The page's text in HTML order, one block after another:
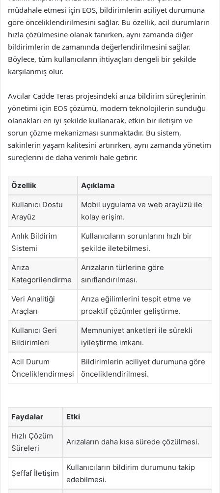
müdahale etmesi için EOS, bildirimlerin aciliyet durumuna
göre önceliklendirilmesini sağlar. Bu özellik, acil durumların
hızla çözülmesine olanak tanırken, aynı zamanda diğer
bildirimlerin de zamanında değerlendirilmesini sağlar.
Böylece, tüm kullanıcıların ihtiyaçları dengeli bir şekilde
karşılanmış olur.
Avcılar Cadde Teras projesindeki arıza bildirim süreçlerinin
yönetimi için EOS çözümü, modern teknolojilerin sunduğu
olanakları en iyi şekilde kullanarak, etkin bir iletişim ve
sorun çözme mekanizması sunmaktadır. Bu sistem,
sakinlerin yaşam kalitesini artırırken, aynı zamanda yönetim
süreçlerini de daha verimli hale getirir.
Özellik Açıklama
Kullanıcı Dostu
Arayüz
Mobil uygulama ve web arayüzü ile
kolay erişim.
Anlık Bildirim
Sistemi
Kullanıcıların sorunlarını hızlı bir
şekilde iletebilmesi.
Arıza
Kategorilendirme
Arızaların türlerine göre
sınıflandırılması.
Veri Analitiği
Araçları
Arıza eğilimlerini tespit etme ve
proaktif çözümler geliştirme.
Kullanıcı Geri
Bildirimleri
Memnuniyet anketleri ile sürekli
iyileştirme imkanı.
Acil Durum
Önceliklendirmesi
Bildirimlerin aciliyet durumuna göre
önceliklendirilmesi.
Faydalar Etki
Hızlı Çözüm
Süreleri
Arızaların daha kısa sürede çözülmesi.
Şeffaf İletişim
Kullanıcıların bildirim durumunu takip
edebilmesi.